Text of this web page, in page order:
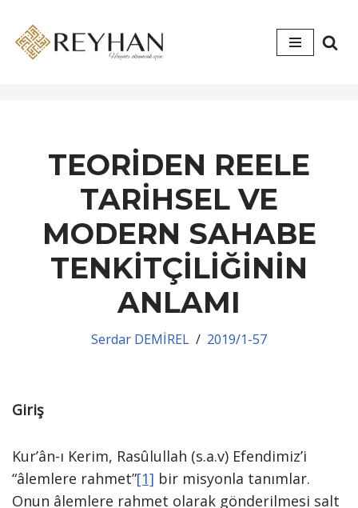
İçeriğe
TEORİDEN REELE
TARİHSEL VE
MODERN SAHABE
TENKİTÇİLİĞİNİN
ANLAMI
Serdar DEMİREL 2019/1-57
Giriş
Kur’ân-ı Kerim, Rasûlullah (s.a.v) Efendimiz’i
“âlemlere rahmet”[1] bir misyonla tanımlar.
Onun âlemlere rahmet olarak gönderilmesi salt